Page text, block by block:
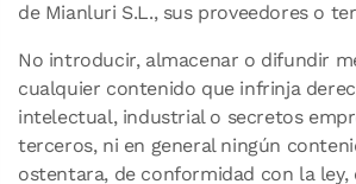
de Mianluri S.L., sus proveedores o
No introducir, almacenar o difundir
cualquier contenido que infrinja
intelectual, industrial o secretos
terceros, ni en general ningún
ostentara, de conformidad con la ley,